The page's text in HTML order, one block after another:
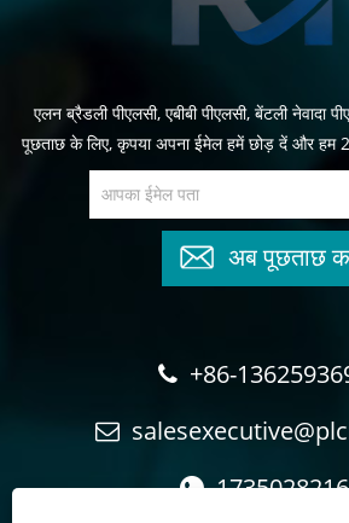
एलन ब्रैडली पीएलसी, एबीबी पीएलसी, बेंटली नेवादा
पूछताछ के लिए, कृपया अपना ईमेल हमें छोड़ दें और हम
अब पूछताछ
+86-